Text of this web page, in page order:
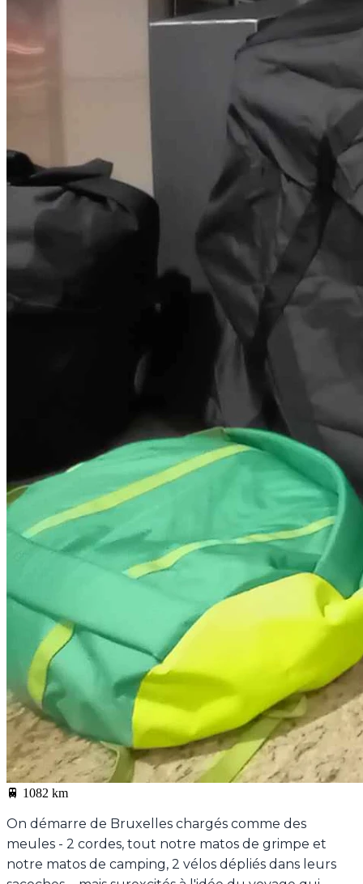
🚆 1082 km
On démarre de Bruxelles chargés comme des
meules - 2 cordes, tout notre matos de grimpe et
notre matos de camping, 2 vélos dépliés dans leurs